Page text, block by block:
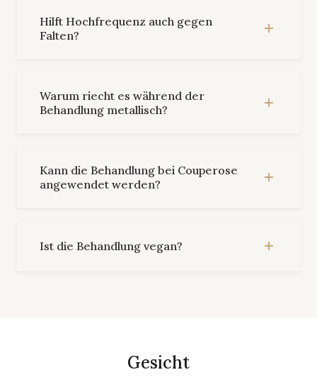
Hilft Hochfrequenz auch gegen
Falten?
Warum riecht es während der
Behandlung metallisch?
Kann die Behandlung bei Couperose
angewendet werden?
Ist die Behandlung vegan?
Gesicht